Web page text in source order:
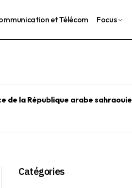
et Télécom Focus
de la République arabe sahraouie
Catégories